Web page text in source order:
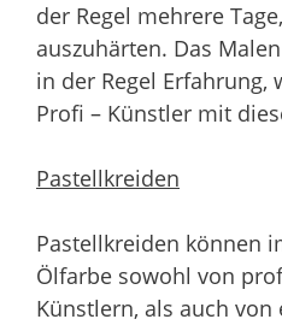
der Regel mehrere
auszuhärten. Das
in der Regel Erfahrung,
Profi – Künstler mit
Pastellkreiden
Pastellkreiden können
Ölfarbe sowohl von
Künstlern, als auch